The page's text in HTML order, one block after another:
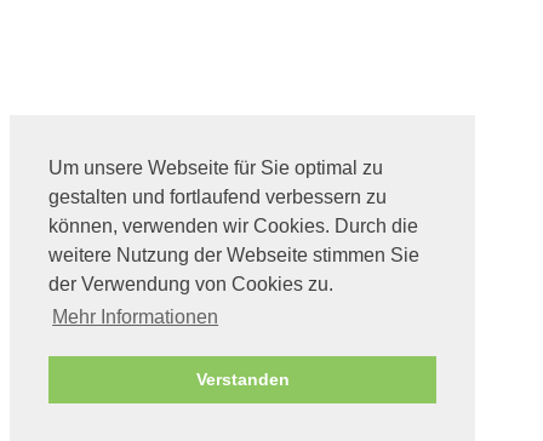
Um unsere Webseite für Sie optimal zu
gestalten und fortlaufend verbessern zu
können, verwenden wir Cookies. Durch die
weitere Nutzung der Webseite stimmen Sie
der Verwendung von Cookies zu.
Mehr Informationen
Verstanden